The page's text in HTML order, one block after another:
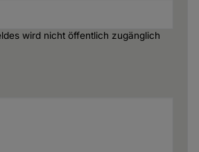
wird nicht öffentlich zugänglich